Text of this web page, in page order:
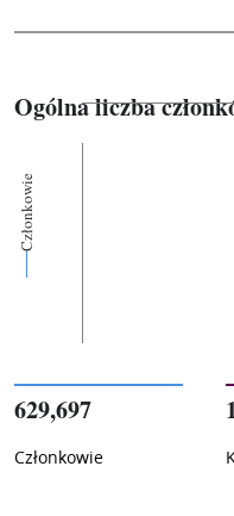
Ogólna liczba
Członkowie
629,697
Członkowie